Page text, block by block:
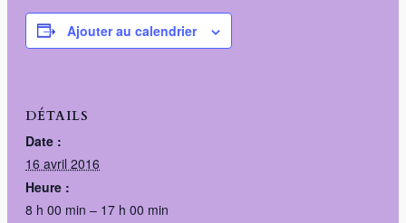
Ajouter au calendrier
DÉTAILS
Date :
16 avril 2016
Heure :
8 h 00 min – 17 h 00 min